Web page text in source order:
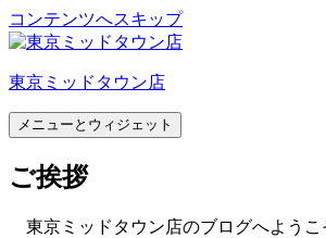
コンテンツへスキップ
東京ミッドタウン店
メニューとウィジェット
ご挨拶
東京ミッドタウン店のブログへようこ